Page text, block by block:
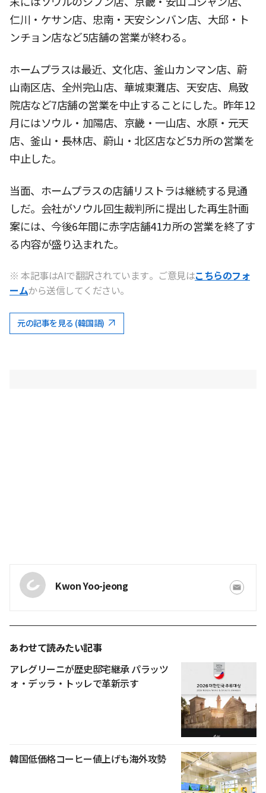
仁川・ケサン店、忠南・天安シンバン店、大邱・ト
ンチョン店など5店舗の営業が終わる。
ホームプラスは最近、文化店、釜山カンマン店、蔚
山南区店、全州完山店、華城東灘店、天安店、鳥致
院店など7店舗の営業を中止することにした。昨年12
月にはソウル・加陽店、京畿・一山店、水原・元天
店、釜山・長林店、蔚山・北区店など5カ所の営業を
中止した。
当面、ホームプラスの店舗リストラは継続する見通
しだ。会社がソウル回生裁判所に提出した再生計画
案には、今後6年間に赤字店舗41カ所の営業を終了す
る内容が盛り込まれた。
※ 本記事はAIで翻訳されています。ご意見はこちらのフォ
ームから送信してください。
元の記事を見る (韓国語)
Kwon Yoo-jeong
あわせて読みたい記事
アレグリーニが歴史邸宅継承 パラッツ
ォ・デッラ・トッレで革新示す
韓国低価格コーヒー値上げも海外攻勢